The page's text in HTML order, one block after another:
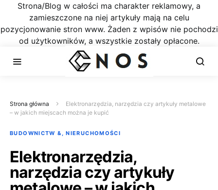
Strona/Blog w całości ma charakter reklamowy, a
zamieszczone na niej artykuły mają na celu
pozycjonowanie stron www. Żaden z wpisów nie pochodzi
od użytkowników, a wszystkie zostały opłacone.
Strona główna
Elektronarzędzia, narzędzia czy artykuły metalowe
– w jakich miejscach można je kupić
BUDOWNICTW &, NIERUCHOMOŚCI
Elektronarzędzia,
narzędzia czy artykuły